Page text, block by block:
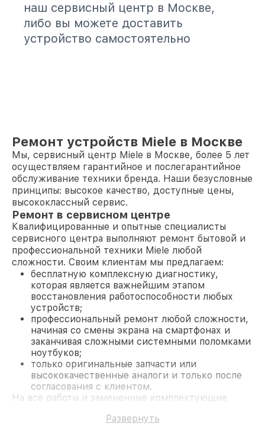
наш сервисный центр в Москве,
либо вы можете доставить
устройство самостоятельно
Ремонт устройств Miele в Москве
Мы, сервисный центр Miele в Москве, более 5 лет
осуществляем гарантийное и послегарантийное
обслуживание техники бренда. Наши безусловные
принципы: высокое качество, доступные цены,
высококлассный сервис.
Ремонт в сервисном центре
Квалифицированные и опытные специалисты
сервисного центра выполняют ремонт бытовой и
профессиональной техники Miele любой
сложности. Своим клиентам мы предлагаем:
бесплатную комплексную диагностику,
которая является важнейшим этапом
восстановления работоспособности любых
устройств;
профессиональный ремонт любой сложности,
начиная со смены экрана на смартфонах и
заканчивая сложными системными поломками
ноутбуков;
только оригинальные запчасти или
высококачественные аналоги и только после
согласования с клиентом.
На все работы и замененные комплектующие
поломки по условиям гарантии, мы бесплатно
Развернуть